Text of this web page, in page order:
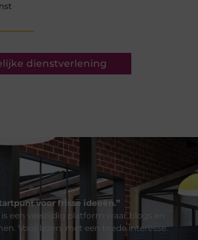
dienstverlening
voor frisse ideeën.”
een veelzijdig platform waar blogs en
Voor lezers met een brede interesse.